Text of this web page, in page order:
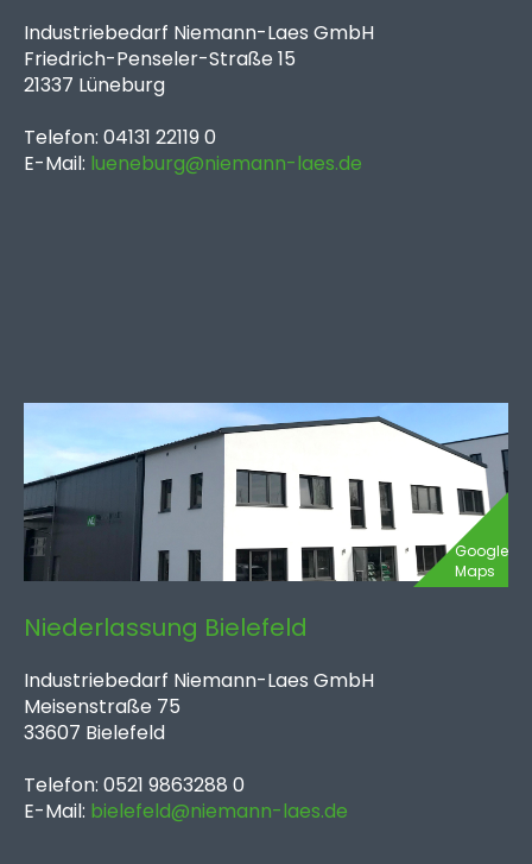
Industriebedarf Niemann-Laes GmbH
Friedrich-Penseler-Straße 15
21337 Lüneburg
Telefon: 04131 22119 0
E-Mail: lueneburg@niemann-laes.de
Google
Maps
Niederlassung Bielefeld
Industriebedarf Niemann-Laes GmbH
Meisenstraße 75
33607 Bielefeld
Telefon: 0521 9863288 0
E-Mail: bielefeld@niemann-laes.de